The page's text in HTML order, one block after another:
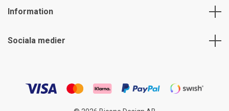
Information
Sociala medier